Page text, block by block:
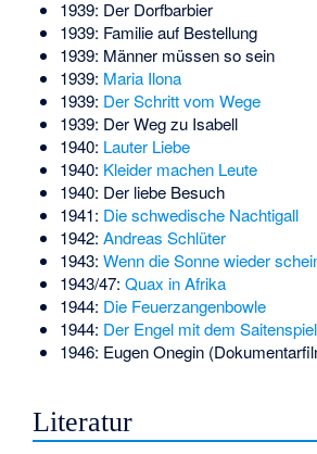
1939: Der Dorfbarbier
1939: Familie auf Bestellung
1939: Männer müssen so sein
1939: Maria Ilona
1939: Der Schritt vom Wege
1939: Der Weg zu Isabell
1940: Lauter Liebe
1940: Kleider machen Leute
1940: Der liebe Besuch
1941: Die schwedische Nachtigall
1942: Andreas Schlüter
1943: Wenn die Sonne wieder
1943/47: Quax in Afrika
1944: Die Feuerzangenbowle
1944: Der Engel mit dem Saitenspiel
1946: Eugen Onegin
Literatur